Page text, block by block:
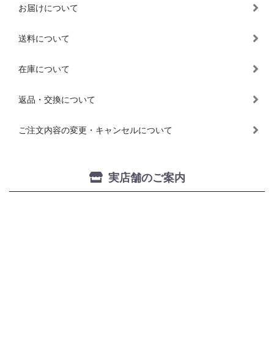
お届けについて
送料について
在庫について
返品・交換について
ご注文内容の変更・キャンセルについて
実店舗のご案内